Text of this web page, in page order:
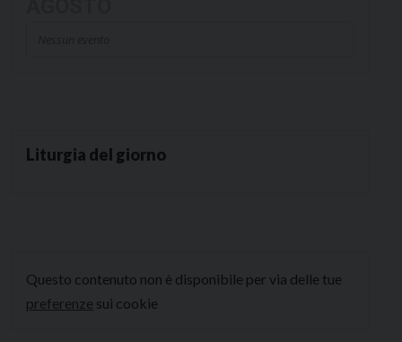
Liturgia del giorno
Questo contenuto non è disponibile per via delle tue
preferenze sui cookie